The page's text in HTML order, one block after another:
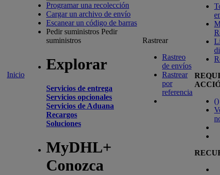
Inicio
Programar una recolección
Cargar un archivo de envío
Escanear un código de barras
Pedir suministros Pedir
suministros
Explorar
Servicios de entrega
Servicios opcionales
Servicios de Aduana
Recargos
Soluciones
MyDHL+
Conozca
Rastrear
Rastreo
de envíos
Rastrear
por
referencia
()